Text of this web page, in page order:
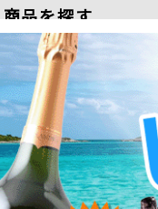
商品を探す
熊本地震の影響に
＞産地で探す ＞フランス